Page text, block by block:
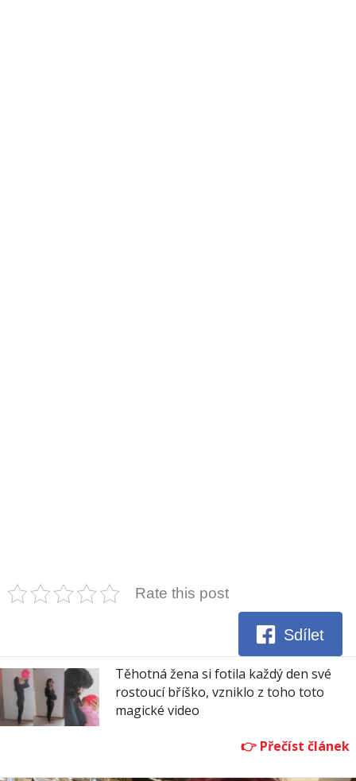
Rate this post
Sdílet
Těhotná žena si fotila každý den své
rostoucí bříško, vzniklo z toho toto
magické video